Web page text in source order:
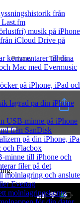
från
musik på iPhone
iCloud Drive på
kommentarer till dina
Mac med Evermusic
på iPhone, iPad
lagrad pa din iPhone
USB-minne på iPhone
från SanDisk
på din iPhone,
och Flacbox
minne till iPhone och
filer på det
molnlagring och
Evertag
molnlagringskonto